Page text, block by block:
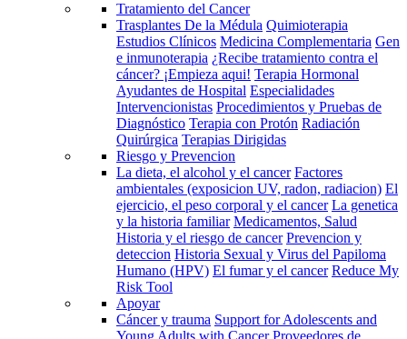
Tratamiento del Cancer
Trasplantes De la Médula Quimioterapia
Estudios Clínicos Medicina Complementaria Gen
e inmunoterapia ¿Recibe tratamiento contra el
cáncer? ¡Empieza aqui! Terapia Hormonal
Ayudantes de Hospital Especialidades
Intervencionistas Procedimientos y Pruebas de
Diagnóstico Terapia con Protón Radiación
Quirúrgica Terapias Dirigidas
Riesgo y Prevencion
La dieta, el alcohol y el cancer Factores
ambientales (exposicion UV, radon, radiacion) El
ejercicio, el peso corporal y el cancer La genetica
y la historia familiar Medicamentos, Salud
Historia y el riesgo de cancer Prevencion y
deteccion Historia Sexual y Virus del Papiloma
Humano (HPV) El fumar y el cancer Reduce My
Risk Tool
Apoyar
Cáncer y trauma Support for Adolescents and
Young Adults with Cancer Proveedores de